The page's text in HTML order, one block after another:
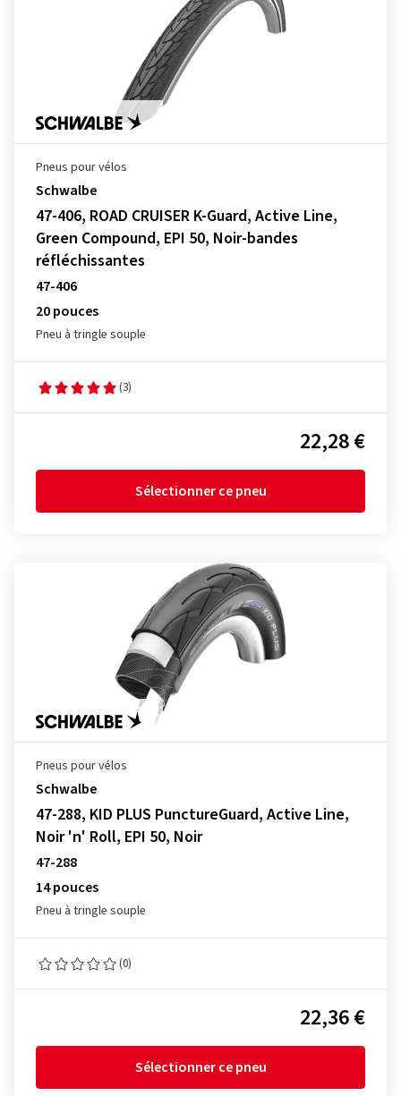
Pneus pour vélos
Schwalbe
47-406, ROAD CRUISER K-Guard, Active Line,
Green Compound, EPI 50, Noir-bandes
réfléchissantes
47-406
20 pouces
Pneu à tringle souple
(3)
22,28 €
Sélectionner ce pneu
Pneus pour vélos
Schwalbe
47-288, KID PLUS PunctureGuard, Active Line,
Noir 'n' Roll, EPI 50, Noir
47-288
14 pouces
Pneu à tringle souple
(0)
22,36 €
Sélectionner ce pneu